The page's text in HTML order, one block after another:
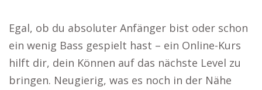
Egal, ob du absoluter Anfänger bist oder schon
ein wenig Bass gespielt hast – ein Online-Kurs
hilft dir, dein Können auf das nächste Level zu
bringen. Neugierig, was es noch in der Nähe